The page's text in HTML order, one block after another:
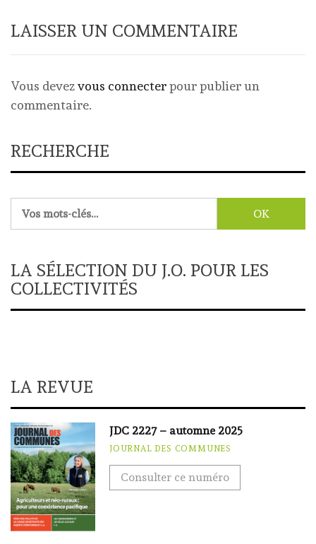
LAISSER UN COMMENTAIRE
Vous devezvous connecterpour publier un
commentaire.
RECHERCHE
LA SÉLECTION DU J.O. POUR LES
COLLECTIVITÉS
LA REVUE
JDC 2227 – automne 2025
JOURNAL DES COMMUNES
Consulter ce numéro